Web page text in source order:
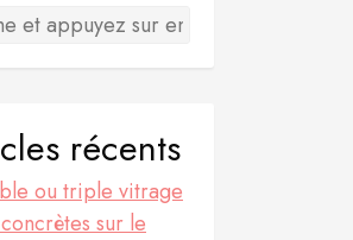
récents
ou triple vitrage
sur le